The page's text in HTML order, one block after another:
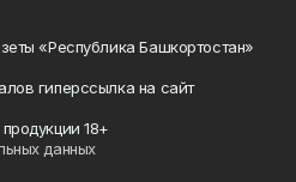
«Республика Башкортостан»
гиперссылка на сайт
18+
данных